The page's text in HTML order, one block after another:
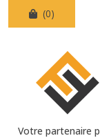
(0)
Votre partenaire